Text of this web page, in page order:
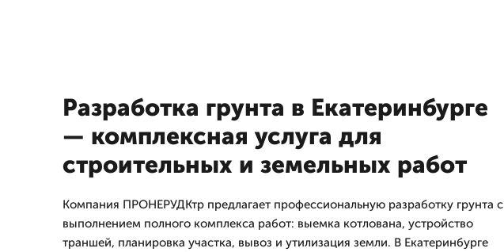
Разработка грунта в Екатеринбурге
— комплексная услуга для
строительных и земельных работ
Компания ПРОНЕРУДКтр предлагает профессиональную разработку грунта с
выполнением полного комплекса работ: выемка котлована, устройство
траншей, планировка участка, вывоз и утилизация земли. В Екатеринбурге